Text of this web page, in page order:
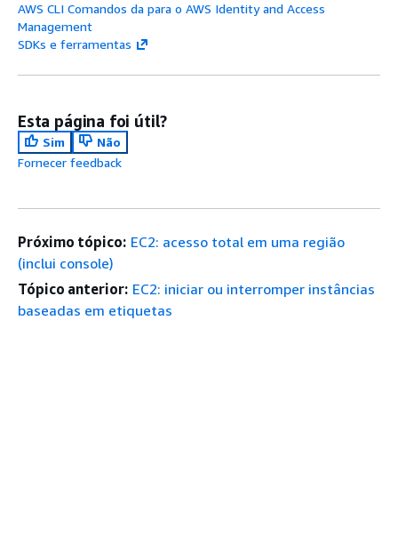
AWS CLI Comandos da para o AWS Identity and Access
Management
SDKs e ferramentas
Esta página foi útil?
Sim
Não
Fornecer feedback
Próximo tópico: EC2: acesso total em uma região
(inclui console)
Tópico anterior: EC2: iniciar ou interromper instâncias
baseadas em etiquetas